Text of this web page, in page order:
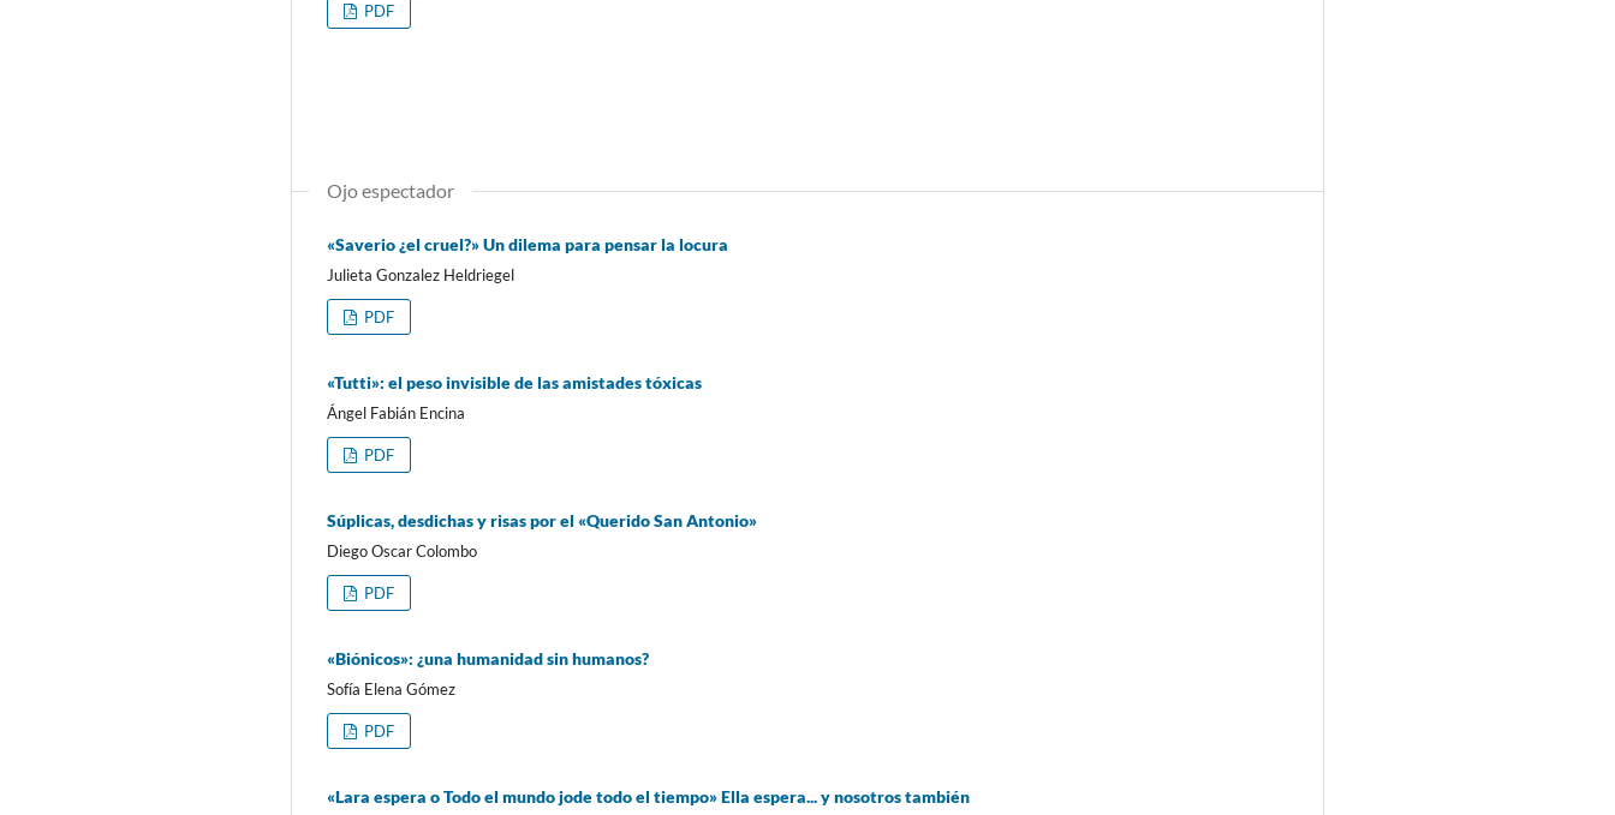
PDF
Ojo espectador
«Saverio ¿el cruel?» Un dilema para pensar la locura
Julieta Gonzalez Heldriegel
PDF
«Tutti»: el peso invisible de las amistades tóxicas
Ángel Fabián Encina
PDF
Súplicas, desdichas y risas por el «Querido San Antonio»
Diego Oscar Colombo
PDF
«Biónicos»: ¿una humanidad sin humanos?
Sofía Elena Gómez
PDF
«Lara espera o Todo el mundo jode todo el tiempo» Ella espera... y nosotros también